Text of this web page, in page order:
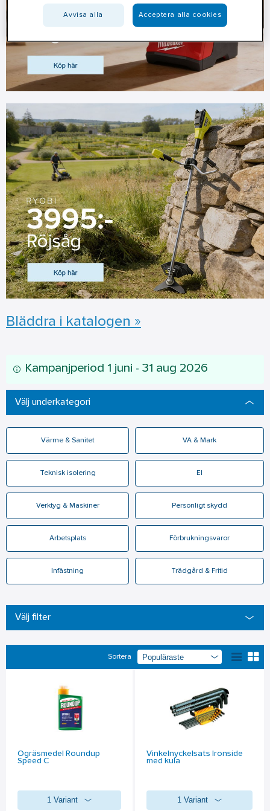
Bläddra i katalogen »
Kampanjperiod 1 juni - 31 aug 2026
Välj underkategori
Värme & Sanitet VA & Mark
Teknisk isolering El
Verktyg & Maskiner Personligt skydd
Arbetsplats Förbrukningsvaror
Infästning Trädgård & Fritid
Välj filter
Sortera
Ogräsmedel Roundup
Speed C
1 Variant
Vinkelnyckelsats Ironside
med kula
1 Variant
Avvisa alla Acceptera alla cookies